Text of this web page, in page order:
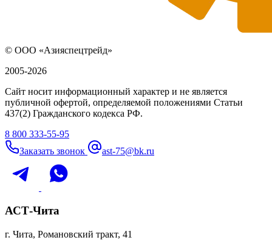
© ООО «Азияспецтрейд»
2005-2026
Сайт носит информационный характер и не является
публичной офертой, определяемой положениями Статьи
437(2) Гражданского кодекса РФ.
8 800 333-55-95
Заказать звонок
ast-75@bk.ru
АСТ-Чита
г. Чита, Романовский тракт, 41